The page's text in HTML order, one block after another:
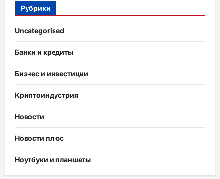
Рубрики
Uncategorised
Банки и кредиты
Бизнес и инвестиции
Криптоиндустрия
Новости
Новости плюс
Ноутбуки и планшеты